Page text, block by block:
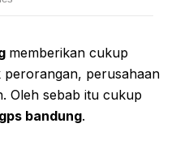
memberikan cukup
perusahaan
Oleh sebab itu cukup
bandung.